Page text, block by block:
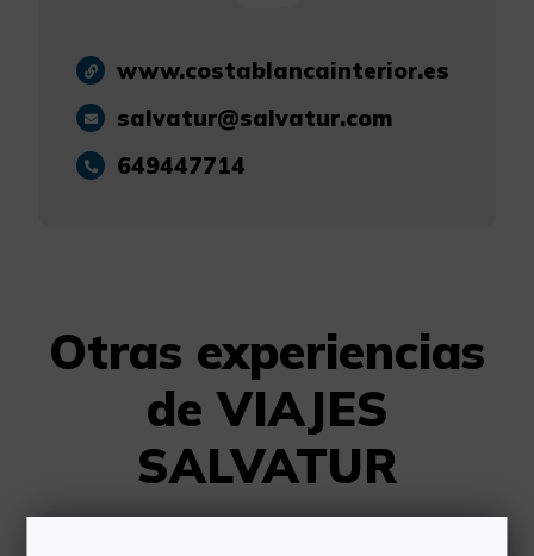
www.costablancainterior.es
salvatur@salvatur.com
649447714
Otras experiencias
de VIAJES
SALVATUR